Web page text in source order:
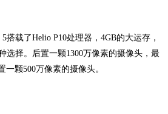
搭载了Helio P10处理器，4GB的大运存，
选择。后置一颗1300万像素的摄像头，最
一颗500万像素的摄像头。